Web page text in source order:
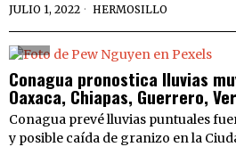
JULIO 1, 2022 HERMOSILLO
Conagua pronostica lluvias
Oaxaca, Chiapas, Guerrero,
Conagua prevé lluvias puntuales
y posible caída de granizo en la